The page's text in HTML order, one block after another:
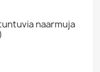
naarmuja